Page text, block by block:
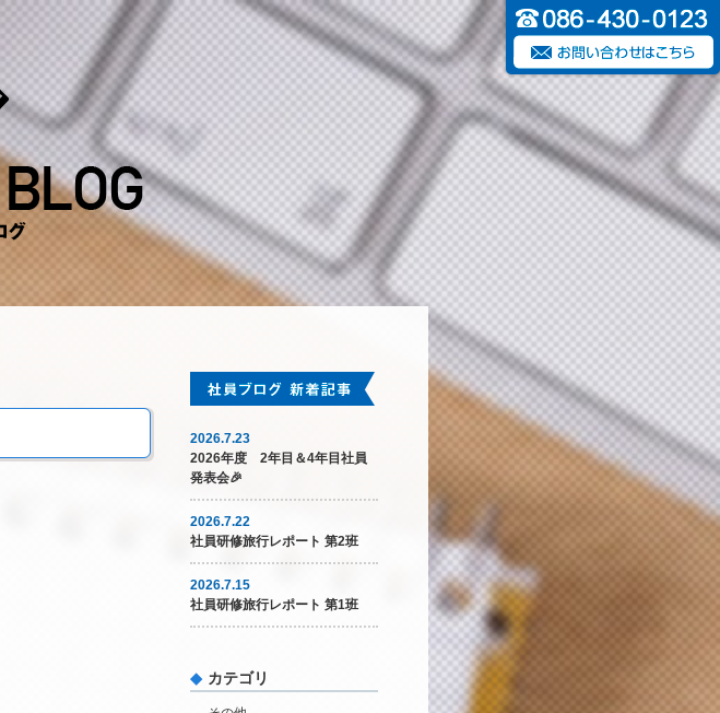
2026.7.23
2026年度 2年目＆4年目社員
発表会🎉
2026.7.22
社員研修旅行レポート 第2班
2026.7.15
社員研修旅行レポート 第1班
カテゴリ